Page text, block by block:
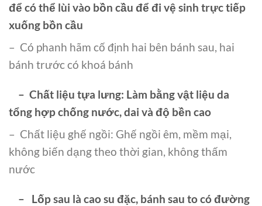
để có thể lùi vào bồn cầu để đi vệ sinh trực tiếp
xuống bồn cầu
– Có phanh hãm cố định hai bên bánh sau, hai
bánh trước có khoá bánh
– Chất liệu tựa lưng: Làm bằng vật liệu da
tổng hợp chống nước, dai và độ bền cao
– Chất liệu ghế ngồi: Ghế ngồi êm, mềm mại,
không biến dạng theo thời gian, không thấm
nước
– Lốp sau là cao su đặc, bánh sau to có đường